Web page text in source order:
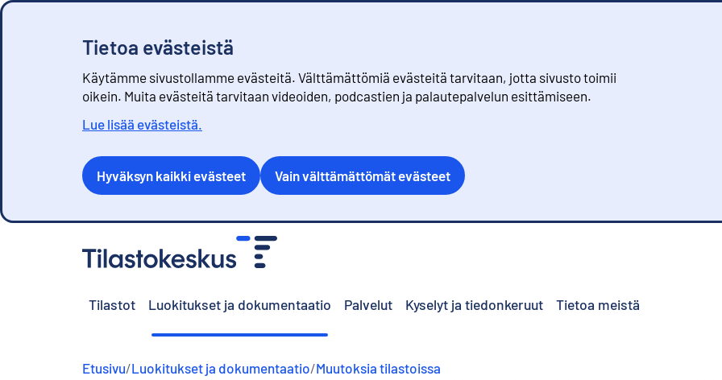
Tietoa evästeistä
Käytämme sivustollamme evästeitä. Välttämättömiä evästeitä tarvitaan, jotta sivusto toimii
oikein. Muita evästeitä tarvitaan videoiden, podcastien ja palautepalvelun esittämiseen.
Lue lisää evästeistä.
Hyväksyn kaikki evästeet Vain välttämättömät evästeet
Tilastot Luokitukset ja dokumentaatio Palvelut Kyselyt ja tiedonkeruut Tietoa meistä
Etusivu/Luokitukset ja dokumentaatio/Muutoksia tilastoissa